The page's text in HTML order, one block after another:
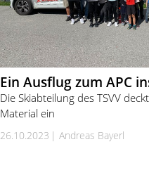
Ein Ausflug zum APC
Die Skiabteilung des TSVV
Material ein
26.10.2023 Andreas Bayerl